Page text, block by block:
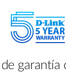
garantía